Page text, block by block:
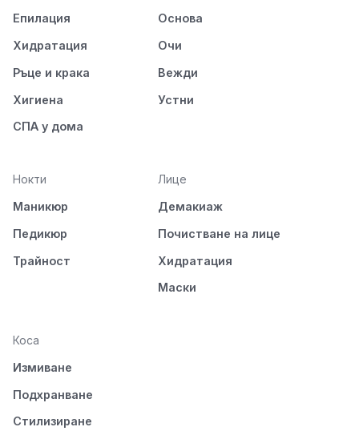
Епилация
Хидратация
Ръце и крака
Хигиена
СПА у дома
Основа
Очи
Вежди
Устни
Нокти
Маникюр
Педикюр
Трайност
Лице
Демакиаж
Почистване на лице
Хидратация
Маски
Коса
Измиване
Подхранване
Стилизиране